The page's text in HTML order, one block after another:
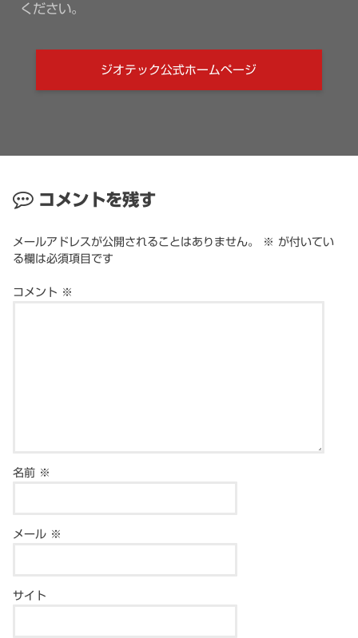
ください。
ジオテック公式ホームページ
コメントを残す
メールアドレスが公開されることはありません。 ※ が付いてい
る欄は必須項目です
コメント ※
名前 ※
メール ※
サイト